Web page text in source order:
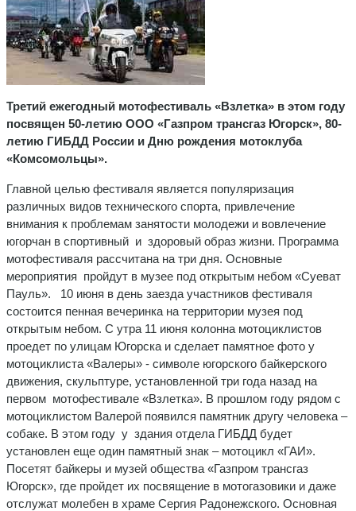
Третий ежегодный мотофестиваль «Взлетка» в этом году
посвящен 50-летию ООО «Газпром трансгаз Югорск», 80-
летию ГИБДД России и Дню рождения мотоклуба
«Комсомольцы».
Главной целью фестиваля является популяризация
различных видов технического спорта, привлечение
внимания к проблемам занятости молодежи и вовлечение
югорчан в спортивный и здоровый образ жизни. Программа
мотофестиваля рассчитана на три дня. Основные
мероприятия пройдут в музее под открытым небом «Суеват
Пауль». 10 июня в день заезда участников фестиваля
состоится пенная вечеринка на территории музея под
открытым небом. С утра 11 июня колонна мотоциклистов
проедет по улицам Югорска и сделает памятное фото у
мотоциклиста «Валеры» - символе югорского байкерского
движения, скульптуре, установленной три года назад на
первом мотофестивале «Взлетка». В прошлом году рядом с
мотоциклистом Валерой появился памятник другу человека –
собаке. В этом году у здания отдела ГИБДД будет
установлен еще один памятный знак – мотоцикл «ГАИ».
Посетят байкеры и музей общества «Газпром трансгаз
Югорск», где пройдет их посвящение в мотогазовики и даже
отслужат молебен в храме Сергия Радонежского. Основная